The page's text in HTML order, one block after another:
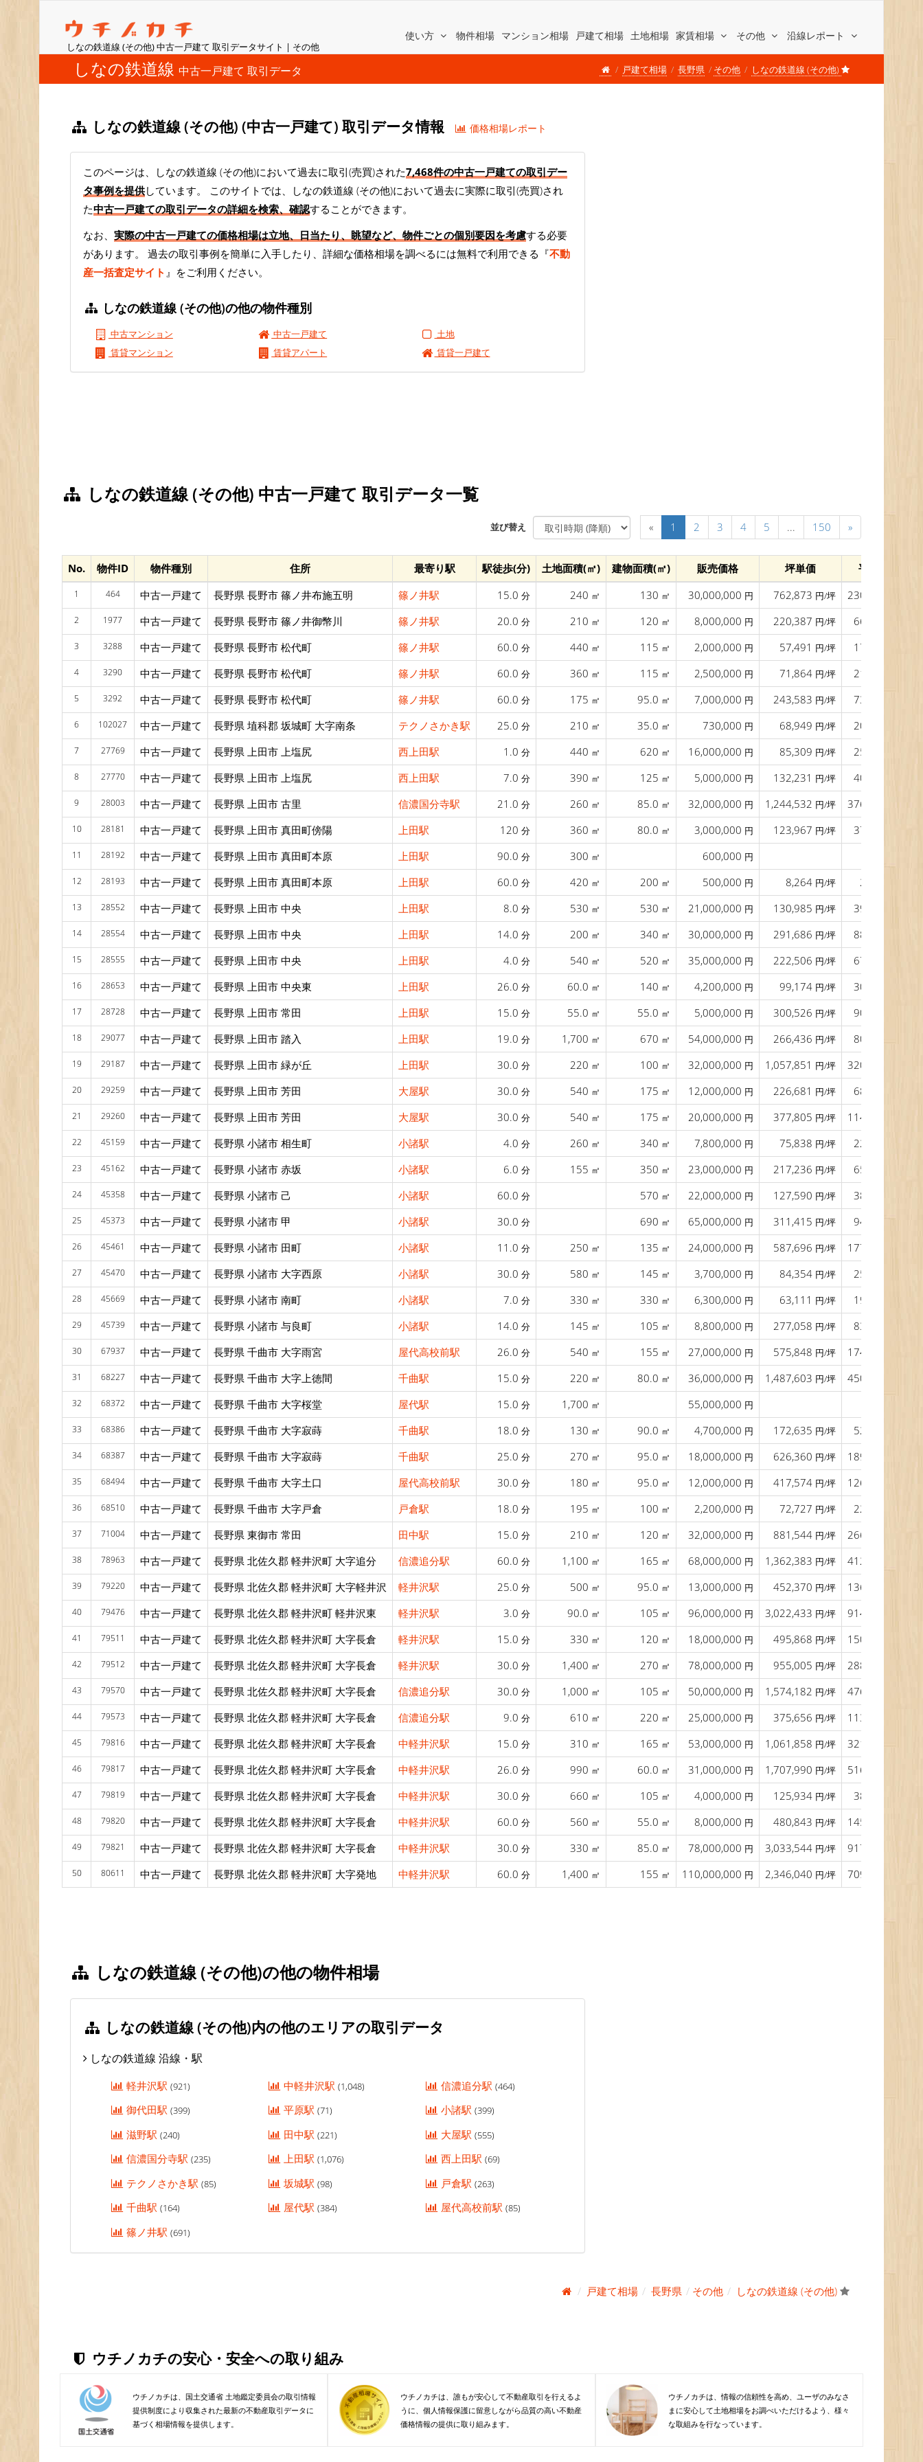
しなの鉄道線 (その他) 中古一戸建て 取引データサイト | その他
使い方 物件相場 マンション相場 戸建て相場 土地相場 家賃相場 その他 沿線レポート
しなの鉄道線 中古一戸建て 取引データ 戸建て相場 長野県 その他 しなの鉄道線 (その他)
しなの鉄道線 (その他) (中古一戸建て) 取引データ情報 価格相場レポート
このページは、しなの鉄道線 (その他)において過去に取引(売買)された7,468件の中古一戸建ての取引デー
タ事例を提供しています。 このサイトでは、しなの鉄道線 (その他)において過去に実際に取引(売買)され
た中古一戸建ての取引データの詳細を検索、確認することができます。
なお、 実際の中古一戸建ての価格相場は立地、日当たり、眺望など、物件ごとの個別要因を考慮する必要
があります。 過去の取引事例を簡単に入手したり、詳細な価格相場を調べるには無料で利用できる『不動
産一括査定サイト 』をご利用ください。
しなの鉄道線 (その他)の他の物件種別
中古マンション 中古一戸建て
土地
賃貸マンション
賃貸アパート 賃貸一戸建て
しなの鉄道線 (その他) 中古一戸建て 取引データ一覧
並び替え « 1 2 3 4 5 ... 150 »
No. 物件ID 物件種別 住所 最寄り駅 駅徒歩(分) 土地面積(㎡) 建物面積(㎡) 販売価格 坪単価 平米単価
1 464 中古一戸建て 長野県 長野市 篠ノ井布施五明 篠ノ井駅 15.0 分 240 ㎡ 130 ㎡ 30,000,000 円 762,873 円/坪 230,769
2 1977 中古一戸建て 長野県 長野市 篠ノ井御幣川 篠ノ井駅 20.0 分 210 ㎡ 120 ㎡ 8,000,000 円 220,387 円/坪 66,667
3 3288 中古一戸建て 長野県 長野市 松代町 篠ノ井駅 60.0 分 440 ㎡ 115 ㎡ 2,000,000 円 57,491 円/坪 17,391
4 3290 中古一戸建て 長野県 長野市 松代町 篠ノ井駅 60.0 分 360 ㎡ 115 ㎡ 2,500,000 円 71,864 円/坪 21,739
5 3292 中古一戸建て 長野県 長野市 松代町 篠ノ井駅 60.0 分 175 ㎡ 95.0 ㎡ 7,000,000 円 243,583 円/坪 73,684
6 102027 中古一戸建て 長野県 埴科郡 坂城町 大字南条 テクノさかき駅 25.0 分 210 ㎡ 35.0 ㎡ 730,000 円 68,949 円/坪 20,857
7 27769 中古一戸建て 長野県 上田市 上塩尻 西上田駅 1.0 分 440 ㎡ 620 ㎡ 16,000,000 円 85,309 円/坪 25,806
8 27770 中古一戸建て 長野県 上田市 上塩尻 西上田駅 7.0 分 390 ㎡ 125 ㎡ 5,000,000 円 132,231 円/坪 40,000
9 28003 中古一戸建て 長野県 上田市 古里 信濃国分寺駅 21.0 分 260 ㎡ 85.0 ㎡ 32,000,000 円 1,244,532 円/坪 376,471
10 28181 中古一戸建て 長野県 上田市 真田町傍陽 上田駅 120 分 360 ㎡ 80.0 ㎡ 3,000,000 円 123,967 円/坪 37,500
11 28192 中古一戸建て 長野県 上田市 真田町本原 上田駅 90.0 分 300 ㎡ 600,000 円
12 28193 中古一戸建て 長野県 上田市 真田町本原 上田駅 60.0 分 420 ㎡ 200 ㎡ 500,000 円 8,264 円/坪 2,500
13 28552 中古一戸建て 長野県 上田市 中央 上田駅 8.0 分 530 ㎡ 530 ㎡ 21,000,000 円 130,985 円/坪 39,623
14 28554 中古一戸建て 長野県 上田市 中央 上田駅 14.0 分 200 ㎡ 340 ㎡ 30,000,000 円 291,686 円/坪 88,235
15 28555 中古一戸建て 長野県 上田市 中央 上田駅 4.0 分 540 ㎡ 520 ㎡ 35,000,000 円 222,506 円/坪 67,308
16 28653 中古一戸建て 長野県 上田市 中央東 上田駅 26.0 分 60.0 ㎡ 140 ㎡ 4,200,000 円 99,174 円/坪 30,000
17 28728 中古一戸建て 長野県 上田市 常田 上田駅 15.0 分 55.0 ㎡ 55.0 ㎡ 5,000,000 円 300,526 円/坪 90,909
18 29077 中古一戸建て 長野県 上田市 踏入 上田駅 19.0 分 1,700 ㎡ 670 ㎡ 54,000,000 円 266,436 円/坪 80,597
19 29187 中古一戸建て 長野県 上田市 緑が丘 上田駅 30.0 分 220 ㎡ 100 ㎡ 32,000,000 円 1,057,851 円/坪 320,000
20 29259 中古一戸建て 長野県 上田市 芳田 大屋駅 30.0 分 540 ㎡ 175 ㎡ 12,000,000 円 226,681 円/坪 68,571
21 29260 中古一戸建て 長野県 上田市 芳田 大屋駅 30.0 分 540 ㎡ 175 ㎡ 20,000,000 円 377,805 円/坪 114,286
22 45159 中古一戸建て 長野県 小諸市 相生町 小諸駅 4.0 分 260 ㎡ 340 ㎡ 7,800,000 円 75,838 円/坪 22,941
23 45162 中古一戸建て 長野県 小諸市 赤坂 小諸駅 6.0 分 155 ㎡ 350 ㎡ 23,000,000 円 217,236 円/坪 65,714
24 45358 中古一戸建て 長野県 小諸市 己 小諸駅 60.0 分 570 ㎡ 22,000,000 円 127,590 円/坪 38,596
25 45373 中古一戸建て 長野県 小諸市 甲 小諸駅 30.0 分 690 ㎡ 65,000,000 円 311,415 円/坪 94,203
26 45461 中古一戸建て 長野県 小諸市 田町 小諸駅 11.0 分 250 ㎡ 135 ㎡ 24,000,000 円 587,696 円/坪 177,778
27 45470 中古一戸建て 長野県 小諸市 大字西原 小諸駅 30.0 分 580 ㎡ 145 ㎡ 3,700,000 円 84,354 円/坪 25,517
28 45669 中古一戸建て 長野県 小諸市 南町 小諸駅 7.0 分 330 ㎡ 330 ㎡ 6,300,000 円 63,111 円/坪 19,091
29 45739 中古一戸建て 長野県 小諸市 与良町 小諸駅 14.0 分 145 ㎡ 105 ㎡ 8,800,000 円 277,058 円/坪 83,810
30 67937 中古一戸建て 長野県 千曲市 大字雨宮 屋代高校前駅 26.0 分 540 ㎡ 155 ㎡ 27,000,000 円 575,848 円/坪 174,194
31 68227 中古一戸建て 長野県 千曲市 大字上徳間 千曲駅 15.0 分 220 ㎡ 80.0 ㎡ 36,000,000 円 1,487,603 円/坪 450,000
32 68372 中古一戸建て 長野県 千曲市 大字桜堂 屋代駅 15.0 分 1,700 ㎡ 55,000,000 円
33 68386 中古一戸建て 長野県 千曲市 大字寂蒔 千曲駅 18.0 分 130 ㎡ 90.0 ㎡ 4,700,000 円 172,635 円/坪 52,222
34 68387 中古一戸建て 長野県 千曲市 大字寂蒔 千曲駅 25.0 分 270 ㎡ 95.0 ㎡ 18,000,000 円 626,360 円/坪 189,474
35 68494 中古一戸建て 長野県 千曲市 大字土口 屋代高校前駅 30.0 分 180 ㎡ 95.0 ㎡ 12,000,000 円 417,574 円/坪 126,316
36 68510 中古一戸建て 長野県 千曲市 大字戸倉 戸倉駅 18.0 分 195 ㎡ 100 ㎡ 2,200,000 円 72,727 円/坪 22,000
37 71004 中古一戸建て 長野県 東御市 常田 田中駅 15.0 分 210 ㎡ 120 ㎡ 32,000,000 円 881,544 円/坪 266,667
38 78963 中古一戸建て 長野県 北佐久郡 軽井沢町 大字追分 信濃追分駅 60.0 分 1,100 ㎡ 165 ㎡ 68,000,000 円 1,362,383 円/坪 412,121
39 79220 中古一戸建て 長野県 北佐久郡 軽井沢町 大字軽井沢 軽井沢駅 25.0 分 500 ㎡ 95.0 ㎡ 13,000,000 円 452,370 円/坪 136,842
40 79476 中古一戸建て 長野県 北佐久郡 軽井沢町 軽井沢東 軽井沢駅 3.0 分 90.0 ㎡ 105 ㎡ 96,000,000 円 3,022,433 円/坪 914,286
41 79511 中古一戸建て 長野県 北佐久郡 軽井沢町 大字長倉 軽井沢駅 15.0 分 330 ㎡ 120 ㎡ 18,000,000 円 495,868 円/坪 150,000
42 79512 中古一戸建て 長野県 北佐久郡 軽井沢町 大字長倉 軽井沢駅 30.0 分 1,400 ㎡ 270 ㎡ 78,000,000 円 955,005 円/坪 288,889
43 79570 中古一戸建て 長野県 北佐久郡 軽井沢町 大字長倉 信濃追分駅 30.0 分 1,000 ㎡ 105 ㎡ 50,000,000 円 1,574,182 円/坪 476,190
44 79573 中古一戸建て 長野県 北佐久郡 軽井沢町 大字長倉 信濃追分駅 9.0 分 610 ㎡ 220 ㎡ 25,000,000 円 375,656 円/坪 113,636
45 79816 中古一戸建て 長野県 北佐久郡 軽井沢町 大字長倉 中軽井沢駅 15.0 分 310 ㎡ 165 ㎡ 53,000,000 円 1,061,858 円/坪 321,212
46 79817 中古一戸建て 長野県 北佐久郡 軽井沢町 大字長倉 中軽井沢駅 26.0 分 990 ㎡ 60.0 ㎡ 31,000,000 円 1,707,990 円/坪 516,667
47 79819 中古一戸建て 長野県 北佐久郡 軽井沢町 大字長倉 中軽井沢駅 30.0 分 660 ㎡ 105 ㎡ 4,000,000 円 125,934 円/坪 38,095
48 79820 中古一戸建て 長野県 北佐久郡 軽井沢町 大字長倉 中軽井沢駅 60.0 分 560 ㎡ 55.0 ㎡ 8,000,000 円 480,843 円/坪 145,455
49 79821 中古一戸建て 長野県 北佐久郡 軽井沢町 大字長倉 中軽井沢駅 30.0 分 330 ㎡ 85.0 ㎡ 78,000,000 円 3,033,544 円/坪 917,647
50 80611 中古一戸建て 長野県 北佐久郡 軽井沢町 大字発地 中軽井沢駅 60.0 分 1,400 ㎡ 155 ㎡ 110,000,000 円 2,346,040 円/坪 709,677
しなの鉄道線 (その他)の他の物件相場
しなの鉄道線 (その他)内の他のエリアの取引データ
しなの鉄道線 沿線・駅
軽井沢駅(921) 中軽井沢駅(1,048) 信濃追分駅(464)
御代田駅(399) 平原駅(71) 小諸駅(399)
滋野駅(240) 田中駅(221) 大屋駅(555)
信濃国分寺駅(235) 上田駅(1,076) 西上田駅(69)
テクノさかき駅(85) 坂城駅(98) 戸倉駅(263)
千曲駅(164) 屋代駅(384) 屋代高校前駅(85)
篠ノ井駅(691)
戸建て相場 長野県 その他 しなの鉄道線 (その他)
ウチノカチの安心・安全への取り組み
ウチノカチは、国土交通省 土地鑑定委員会の取引情報
提供制度により収集された最新の不動産取引データに
基づく相場情報を提供します。
ウチノカチは、誰もが安心して不動産取引を行えるよ
うに、個人情報保護に留意しながら品質の高い不動産
価格情報の提供に取り組みます。
ウチノカチは、情報の信頼性を高め、ユーザのみなさ
まに安心して土地相場をお調べいただけるよう、様々
な取組みを行なっています。